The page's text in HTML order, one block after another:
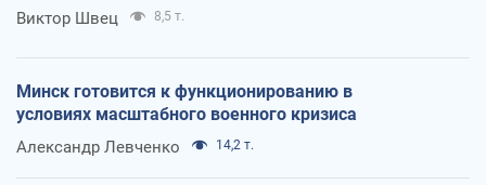
Виктор Швец 8,5 т.
Минск готовится к функционированию в
условиях масштабного военного кризиса
Александр Левченко 14,2 т.